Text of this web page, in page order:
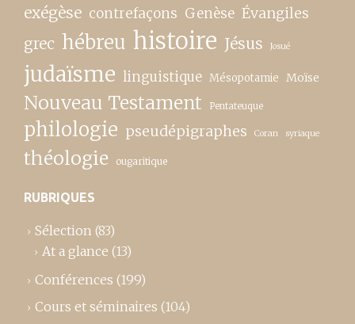
exégèse contrefaçons Genèse Évangiles
grec hébreu histoire Jésus Josué
judaïsme linguistique Mésopotamie Moïse
Nouveau Testament Pentateuque
philologie pseudépigraphes Coran syriaque
théologie ougaritique
RUBRIQUES
Sélection (83)
At a glance (13)
Conférences (199)
Cours et séminaires (104)